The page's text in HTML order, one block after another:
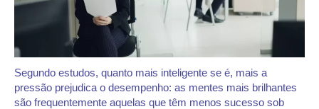
Segundo estudos, quanto mais inteligente se é, mais a
pressão prejudica o desempenho: as mentes mais brilhantes
são frequentemente aquelas que têm menos sucesso sob